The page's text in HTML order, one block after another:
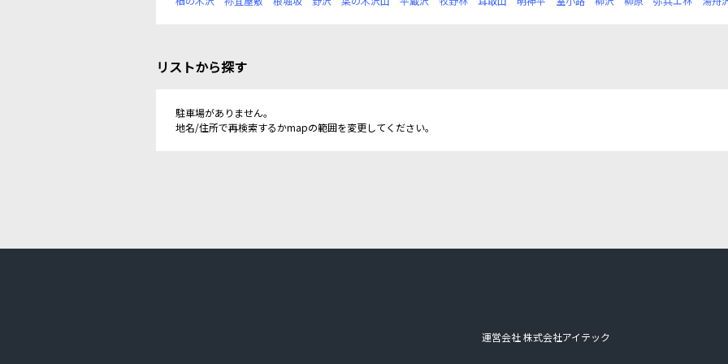
リストから探す
駐車場がありません。
地名/住所で再検索するかmapの範囲を変更してください。
運営会社 株式会社アイテック